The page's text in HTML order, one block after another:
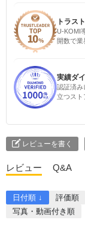
トラス
U-KOMI
開数で業
実績ダ
認証済み
立つスト
レビューを書く
レビュー Q&A
日付順 ↓ 評価順
写真・動画付き順